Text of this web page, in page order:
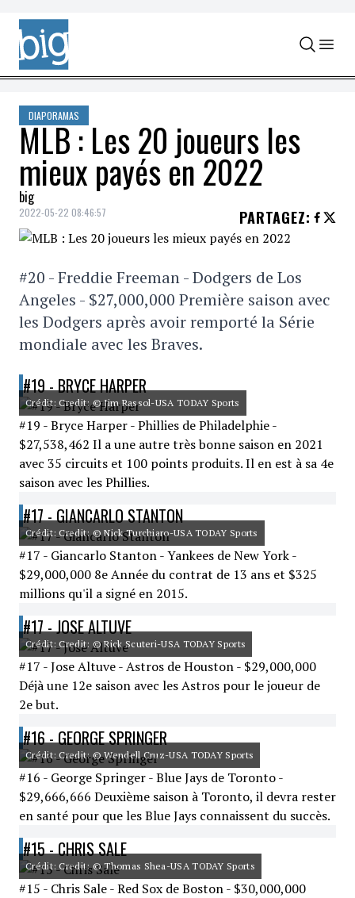
Skip to content
DIAPORAMAS
MLB : Les 20 joueurs les
mieux payés en 2022
big
2022-05-22 08:46:57 PARTAGEZ:
#20 - Freddie Freeman - Dodgers de Los
Angeles - $27,000,000 Première saison avec
les Dodgers après avoir remporté la Série
mondiale avec les Braves.
#19 - BRYCE HARPER
Crédit: Credit: © Jim Rassol-USA TODAY Sports
#19 - Bryce Harper - Phillies de Philadelphie -
$27,538,462 Il a une autre très bonne saison en 2021
avec 35 circuits et 100 points produits. Il en est à sa 4e
saison avec les Phillies.
#17 - GIANCARLO STANTON
Crédit: Credit: © Nick Turchiaro-USA TODAY Sports
#17 - Giancarlo Stanton - Yankees de New York -
$29,000,000 8e Année du contrat de 13 ans et $325
millions qu'il a signé en 2015.
#17 - JOSE ALTUVE
Crédit: Credit: © Rick Scuteri-USA TODAY Sports
#17 - Jose Altuve - Astros de Houston - $29,000,000
Déjà une 12e saison avec les Astros pour le joueur de
2e but.
#16 - GEORGE SPRINGER
Crédit: Credit: © Wendell Cruz-USA TODAY Sports
#16 - George Springer - Blue Jays de Toronto -
$29,666,666 Deuxième saison à Toronto, il devra rester
en santé pour que les Blue Jays connaissent du succès.
#15 - CHRIS SALE
Crédit: Credit: © Thomas Shea-USA TODAY Sports
#15 - Chris Sale - Red Sox de Boston - $30,000,000